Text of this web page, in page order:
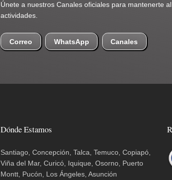
Únete a nuestros Canales oficiales para mantenerte
actividades.
Correo WhatsApp
Dónde Estamos
Santiago, Concepción, Talca, Temuco, Copiapó,
Viña del Mar, Curicó, Iquique, Osorno, Puerto
Montt, Pucón, Los Ángeles, Asunción